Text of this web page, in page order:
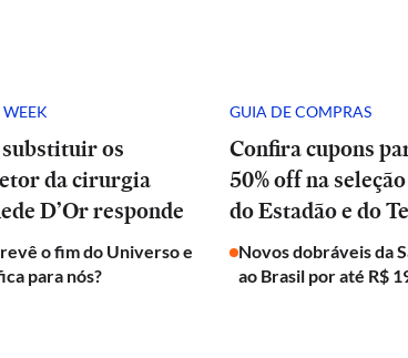
os
da cirurgia
D’Or responde
o fim do Universo e
para nós?
GUIA DE COMPRAS
Confira cupons
50% off na
do Estadão e do
Novos dobráveis da
ao Brasil por até R$